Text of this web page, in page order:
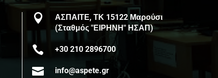

ΑΣΠΑΙΤΕ, ΤΚ 15122 Μαρούσι
(Σταθμός "ΕΙΡΗΝΗ" ΗΣΑΠ)
 +30 210 2896700
 info@aspete.gr